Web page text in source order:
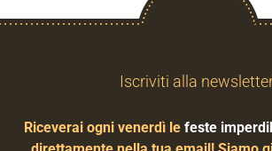
Iscriviti alla
Riceverai ogni venerdì le feste